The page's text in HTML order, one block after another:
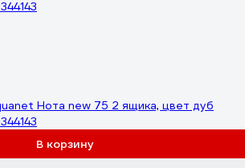
Нота new 75 2 ящика, цвет дуб
В корзину